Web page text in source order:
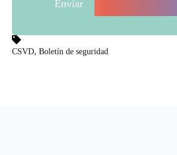
CSVD, Boletín de seguridad